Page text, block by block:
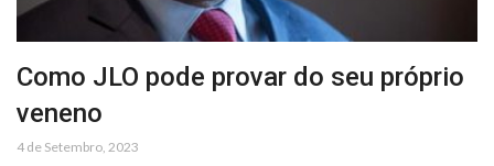
Como JLO pode provar do seu próprio
veneno
4 de Setembro, 2023